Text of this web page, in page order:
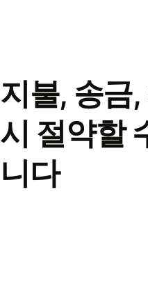
지불, 송금,
시 절약할
니다